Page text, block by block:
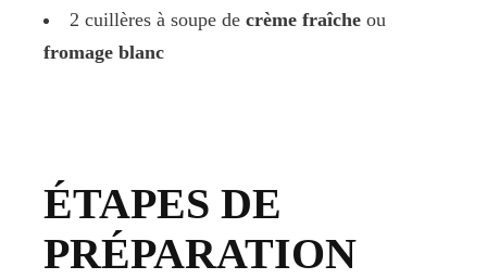
2 cuillères à soupe decrème fraîche ou
fromage blanc
ÉTAPES DE
PRÉPARATION